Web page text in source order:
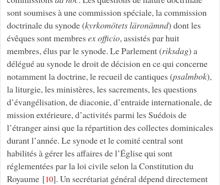
sont soumises à une commission spéciale, la commission
doctrinale du synode (kyrkomötets läronämnd) dont les
évêques sont membres ex officio, assistés par huit
membres, élus par le synode. Le Parlement (riksdag) a
délégué au synode le droit de décision en ce qui concerne
notamment la doctrine, le recueil de cantiques (psalmbok),
la liturgie, les ministères, les sacrements, les questions
d’évangélisation, de diaconie, d’entraide internationale, de
mission extérieure, d’activités parmi les Suédois de
l’étranger ainsi que la répartition des collectes dominicales
durant l’année. Le synode et le comité central sont
habilités à gérer les affaires de l’Église qui sont
réglementées par la loi civile selon la Constitution du
Royaume[10]. Un secrétariat général dépend directement